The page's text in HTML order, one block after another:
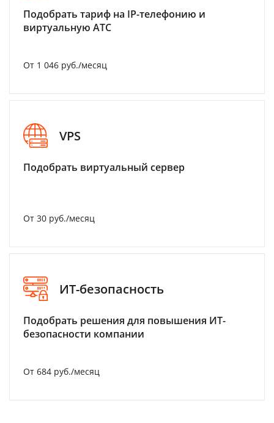
Подобрать тариф на IP-телефонию и
виртуальную АТС
От 1 046 руб./месяц
VPS
Подобрать виртуальный сервер
От 30 руб./месяц
ИТ-безопасность
Подобрать решения для повышения ИТ-
безопасности компании
От 684 руб./месяц